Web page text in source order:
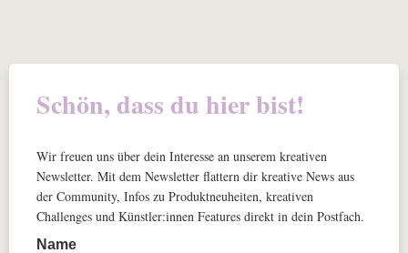
Schön, dass du hier bist!
Wir freuen uns über dein Interesse an unserem kreativen
Newsletter. Mit dem Newsletter flattern dir kreative News aus
der Community, Infos zu Produktneuheiten, kreativen
Challenges und Künstler:innen Features direkt in dein Postfach.
Name